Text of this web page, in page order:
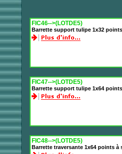
FIC46-->(LOTDE5)
Barrette support tulipe 1x32
FIC47-->(LOTDE5)
Barrette support tulipe 1x64
FIC48-->(LOTDE5)
Barrette traversante 1x64 points à